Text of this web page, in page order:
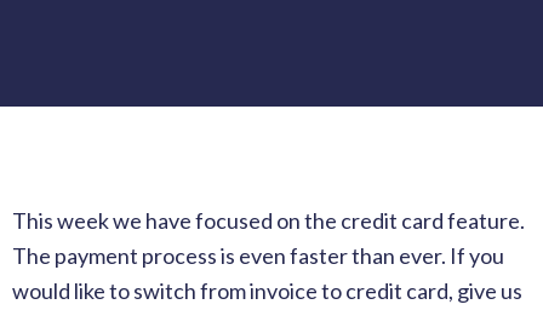
This week we have focused on the credit card feature.
The payment process is even faster than ever. If you
would like to switch from invoice to credit card, give us